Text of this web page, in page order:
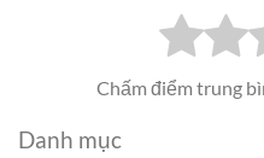
Chấm điểm trung
Danh mục